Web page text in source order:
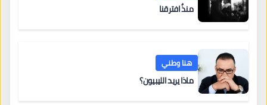
منذُ افترقنا
هنا وطني
ماذا يريد الليبيون؟